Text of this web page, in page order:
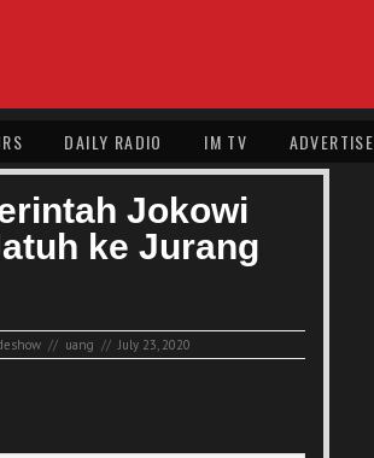
DAILY RADIO IM TV ADVERTISE
Jokowi
ke Jurang
// uang // July 23, 2020